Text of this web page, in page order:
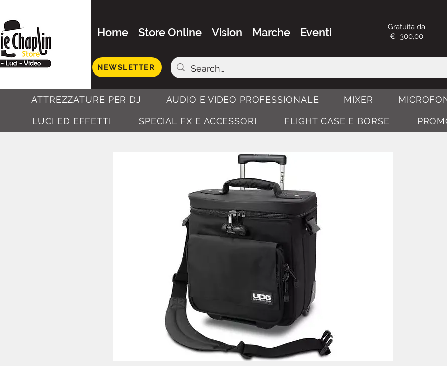
Home Store Online Vision Marche Eventi
Gratuita da
€ 300,00
NEWSLETTER
ATTREZZATURE PER DJ AUDIO E VIDEO PROFESSIONALE MIXER
LUCI ED EFFETTI SPECIAL FX E ACCESSORI FLIGHT CASE E BORSE